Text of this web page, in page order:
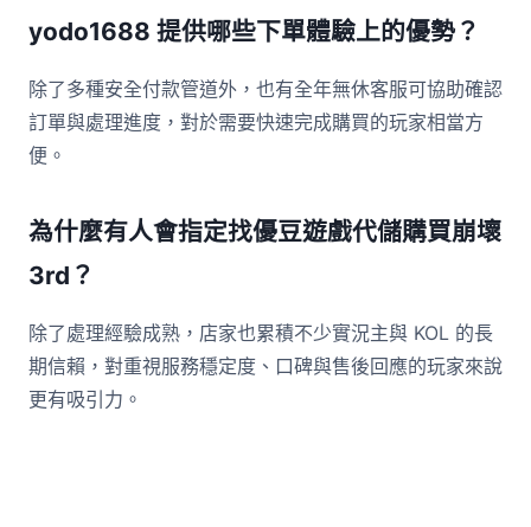
yodo1688 提供哪些下單體驗上的優勢？
除了多種安全付款管道外，也有全年無休客服可協助確認
訂單與處理進度，對於需要快速完成購買的玩家相當方
便。
為什麼有人會指定找優豆遊戲代儲購買崩壞
3rd？
除了處理經驗成熟，店家也累積不少實況主與 KOL 的長
期信賴，對重視服務穩定度、口碑與售後回應的玩家來說
更有吸引力。